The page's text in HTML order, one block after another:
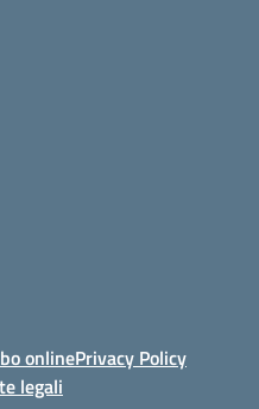
onlinePrivacy Policy
legali